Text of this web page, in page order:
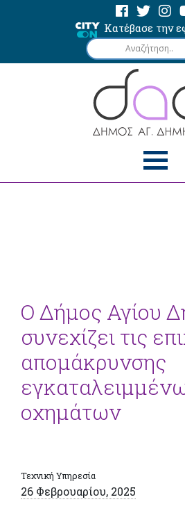
Κατέβασε την
Ο Δήμος Αγίου
συνεχίζει τις
απομάκρυνσης
οχημάτων
Τεχνική Υπηρεσία
26 Φεβρουαρίου, 2025